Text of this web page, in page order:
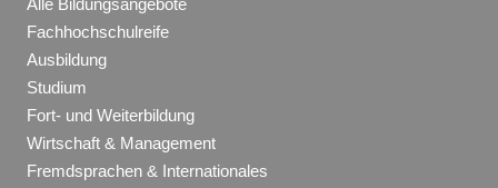
Alle Bildungsangebote
Fachhochschulreife
Ausbildung
Studium
Fort- und Weiterbildung
Wirtschaft & Management
Fremdsprachen & Internationales